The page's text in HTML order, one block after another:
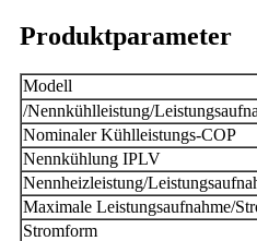
Produktparameter
Modell
/Nennkühlleistung/
Nominaler Kühlleistungs-COP
Nennkühlung IPLV
Nennheizleistung/
Maximale Leistungsaufnahme/
Stromform